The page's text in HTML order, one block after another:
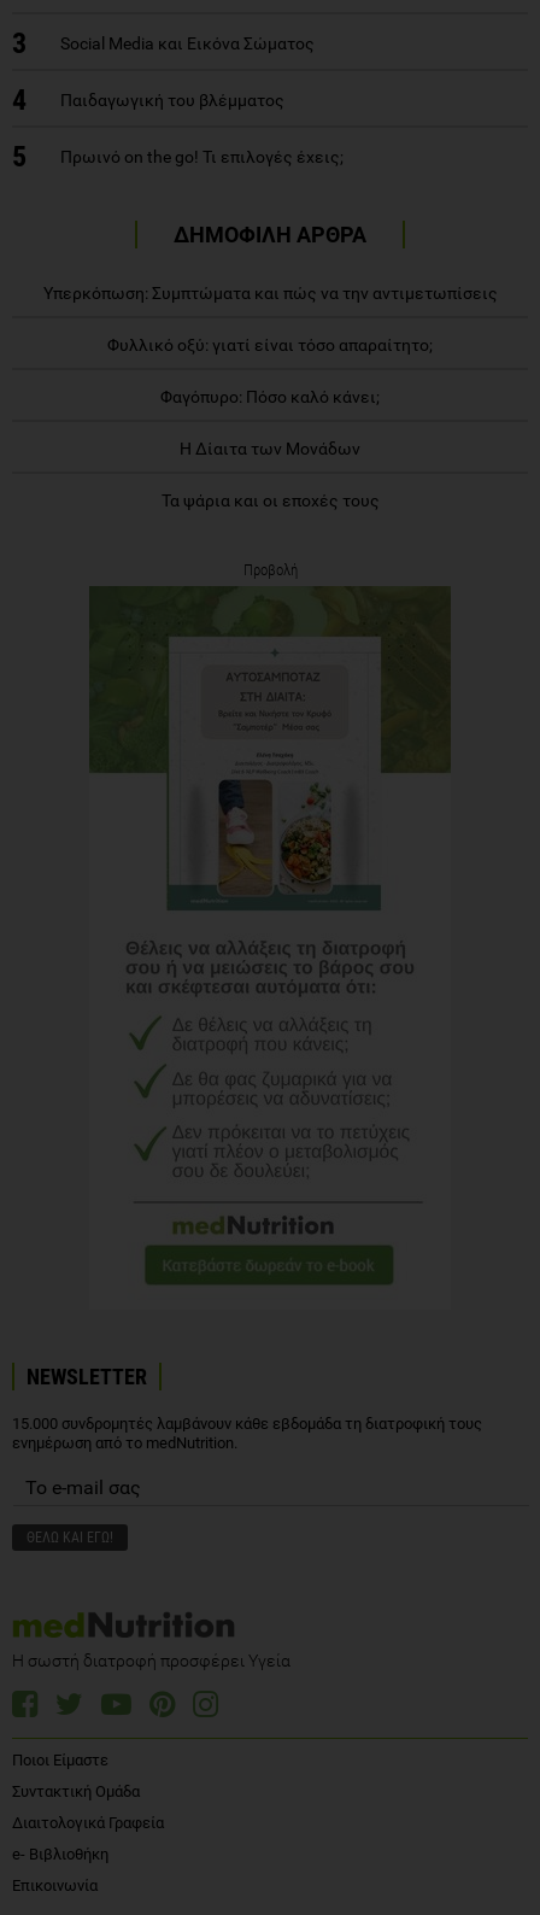
3 Social Media και Εικόνα Σώματος
4 Παιδαγωγική του βλέμματος
5 Πρωινό on the go! Τι επιλογές έχεις;
ΔΗΜΟΦΙΛΗ ΑΡΘΡΑ
Υπερκόπωση: Συμπτώματα και πώς να την αντιμετωπίσεις
Φυλλικό οξύ: γιατί είναι τόσο απαραίτητο;
Φαγόπυρο: Πόσο καλό κάνει;
Η Δίαιτα των Μονάδων
Τα ψάρια και οι εποχές τους
Προβολή
NEWSLETTER
15.000 συνδρομητές λαμβάνουν κάθε εβδομάδα τη διατροφική τους
ενημέρωση από το medNutrition.
Η σωστή διατροφή προσφέρει Υγεία
Ποιοι Είμαστε
Συντακτική Ομάδα
Διαιτολογικά Γραφεία
e- Βιβλιοθήκη
Επικοινωνία